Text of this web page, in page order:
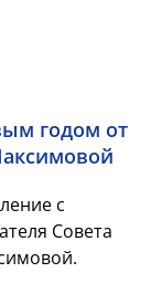
годом от
с
Совета